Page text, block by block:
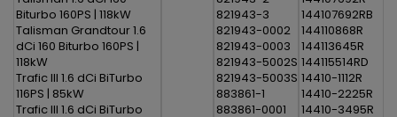
Biturbo 160PS | 118kW
Talisman Grandtour 1.6
dCi 160 Biturbo 160PS |
118kW
Trafic III 1.6 dCi BiTurbo
116PS | 85kW
Trafic III 1.6 dCi BiTurbo
821943-3
821943-0002
821943-0003
821943-5002S
821943-5003S
883861-1
883861-0001
144107692RB
144110868R
144113645R
144115514RD
14410-1112R
14410-2225R
14410-3495R